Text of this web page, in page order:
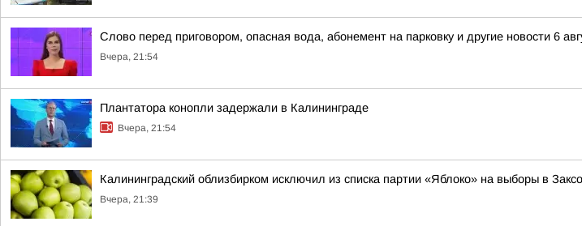
Слово перед приговором, опасная вода, абонемент на парковку и другие новости 6
Вчера, 21:54
Плантатора конопли задержали в Калининграде
Вчера, 21:54
Калининградский облизбирком исключил из списка партии «Яблоко» на выборы в
Вчера, 21:39